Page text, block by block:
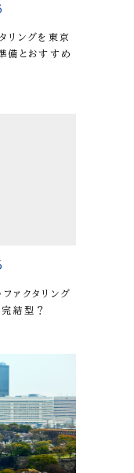
リングを東京
備とおすすめ
ァクタリング
結型？